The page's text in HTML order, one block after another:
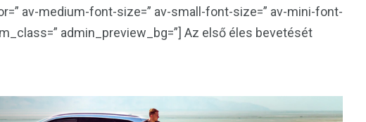
av-medium-font-size=” av-small-font-size=” av-mini-font-
admin_preview_bg=”] Az első éles bevetését